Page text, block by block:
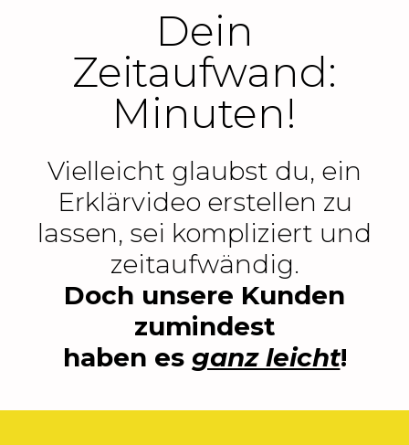
Dein
Zeitaufwand:
Minuten!
Vielleicht glaubst du, ein
Erklärvideo erstellen zu
lassen, sei kompliziert und
zeitaufwändig.
Doch unsere Kunden
zumindest
haben es ganz leicht!